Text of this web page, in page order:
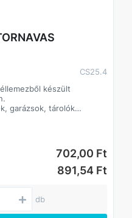
CS25.4
készült
garázsok, tárolók
forrasztással vagy
hattyúnyak és
kivitelben készült.
702,00 Ft
891,54 Ft
db